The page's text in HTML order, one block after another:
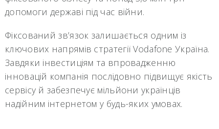
допомоги державі під час війни.
Фіксований зв’язок залишається одним із
ключових напрямів стратегії Vodafone Україна.
Завдяки інвестиціям та впровадженню
інновацій компанія послідовно підвищує якість
сервісу й забезпечує мільйони українців
надійним інтернетом у будь-яких умовах.